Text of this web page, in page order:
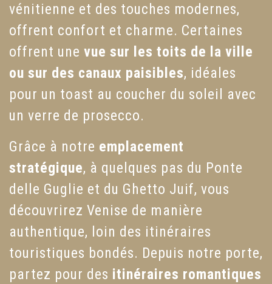
vénitienne et des touches modernes,
offrent confort et charme. Certaines
offrent une vue sur les toits de la ville
ou sur des canaux paisibles, idéales
pour un toast au coucher du soleil avec
un verre de prosecco.
Grâce à notre emplacement
stratégique, à quelques pas du Ponte
delle Guglie et du Ghetto Juif, vous
découvrirez Venise de manière
authentique, loin des itinéraires
touristiques bondés. Depuis notre porte,
partez pour des itinéraires romantiques